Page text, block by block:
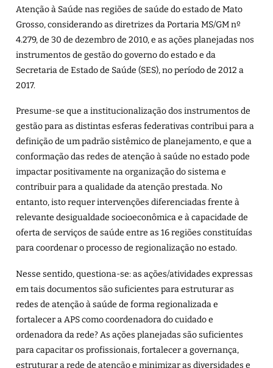
Atenção à Saúde nas regiões de saúde do estado de Mato
Grosso, considerando as diretrizes da Portaria MS/GM nº
4.279, de 30 de dezembro de 2010, e as ações planejadas nos
instrumentos de gestão do governo do estado e da
Secretaria de Estado de Saúde (SES), no período de 2012 a
2017.
Presume-se que a institucionalização dos instrumentos de
gestão para as distintas esferas federativas contribui para a
definição de um padrão sistêmico de planejamento, e que a
conformação das redes de atenção à saúde no estado pode
impactar positivamente na organização do sistema e
contribuir para a qualidade da atenção prestada. No
entanto, isto requer intervenções diferenciadas frente à
relevante desigualdade socioeconômica e à capacidade de
oferta de serviços de saúde entre as 16 regiões constituídas
para coordenar o processo de regionalização no estado.
Nesse sentido, questiona-se: as ações/atividades expressas
em tais documentos são suficientes para estruturar as
redes de atenção à saúde de forma regionalizada e
fortalecer a APS como coordenadora do cuidado e
ordenadora da rede? As ações planejadas são suficientes
para capacitar os profissionais, fortalecer a governança,
estruturar a rede de atenção e minimizar as diversidades e